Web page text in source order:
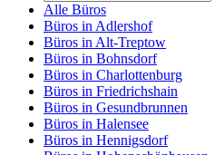
Alle Büros
Büros in Adlershof
Büros in Alt-Treptow
Büros in Bohnsdorf
Büros in Charlottenburg
Büros in Friedrichshain
Büros in Gesundbrunnen
Büros in Halensee
Büros in Hennigsdorf